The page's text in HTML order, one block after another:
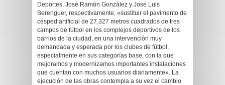
Deportes, José Ramón González y José Luis
Berenguer, respectivamente, «sustituir el pavimento de
césped artificial de 27.327 metros cuadrados de tres
campos de fútbol en los complejos deportivos de los
barrios de la ciudad, en una intervención muy
demandada y esperada por los clubes de fútbol,
especialmente en sus categorías base, con la que
mejoramos y modernizamos importantes instalaciones
que cuentan con muchos usuarios diariamente». La
ejecución de las obras contempla a su vez el cambio